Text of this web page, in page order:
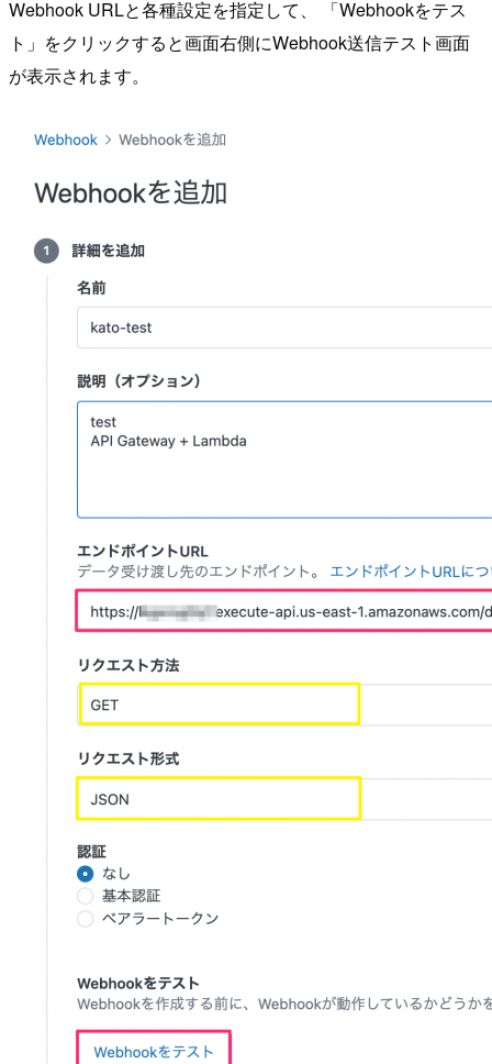
Webhook URLと各種設定を指定して、 「Webhookをテス
ト」をクリックすると画面右側にWebhook送信テスト画面
が表示されます。